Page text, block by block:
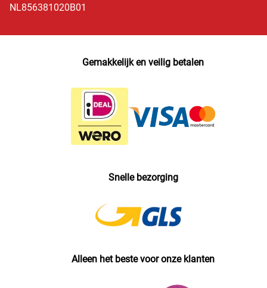
NL856381020B01
Gemakkelijk en veilig betalen
Snelle bezorging
Alleen het beste voor onze klanten